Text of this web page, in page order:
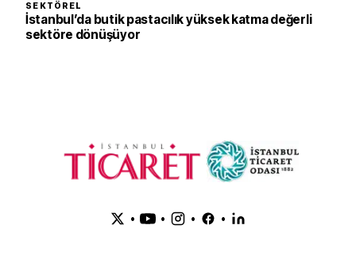
SEKTÖREL
İstanbul’da butik pastacılık yüksek katma değerli
sektöre dönüşüyor
• • • •